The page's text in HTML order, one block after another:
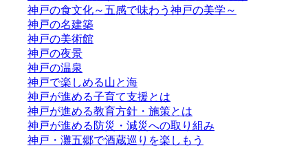
神戸の食文化～五感で味わう神戸の美学～
神戸の名建築
神戸の美術館
神戸の夜景
神戸の温泉
神戸で楽しめる山と海
神戸が進める子育て支援とは
神戸が進める教育方針・施策とは
神戸が進める防災・減災への取り組み
神戸・灘五郷で酒蔵巡りを楽しもう